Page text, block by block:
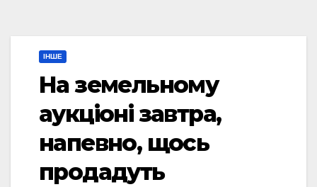
ІНШЕ
На земельному
аукціоні завтра,
напевно, щось
продадуть